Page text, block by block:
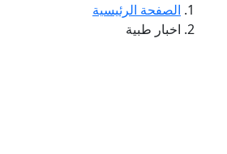
الصفحة الرئيسية
اخبار طبية